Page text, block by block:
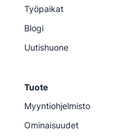
Työpaikat
Blogi
Uutishuone
Tuote
Myyntiohjelmisto
Ominaisuudet